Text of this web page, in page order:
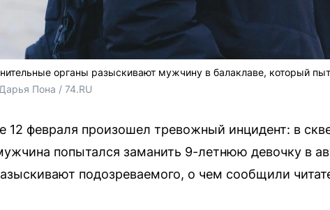
органы разыскивают мужчину в балаклаве, который
Дарья Пона / 74.RU
12 февраля произошел тревожный инцидент: в
попытался заманить 9-летнюю девочку в
подозреваемого, о чем сообщили